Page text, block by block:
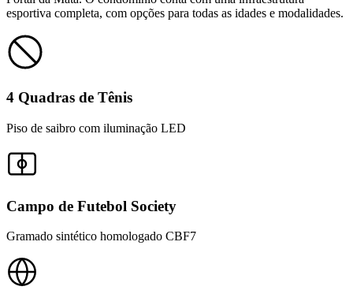
esportiva completa, com opções para todas as idades e modalidades.
4 Quadras de Tênis
Piso de saibro com iluminação LED
Campo de Futebol Society
Gramado sintético homologado CBF7